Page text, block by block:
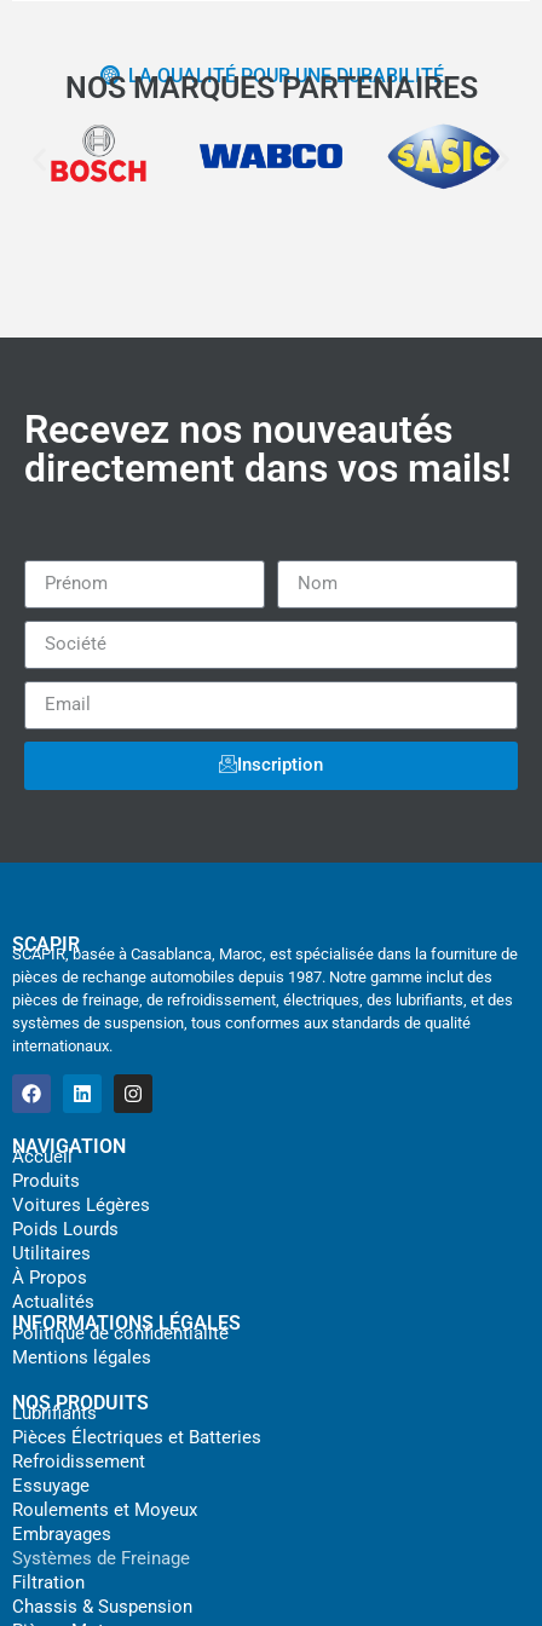
LA QUALITÉ POUR UNE DURABILITÉ
NOS MARQUES PARTENAIRES
Recevez nos nouveautés
directement dans vos mails!
Inscription
SCAPIR
SCAPIR, basée à Casablanca, Maroc, est spécialisée dans la fourniture de
pièces de rechange automobiles depuis 1987. Notre gamme inclut des
pièces de freinage, de refroidissement, électriques, des lubrifiants, et des
systèmes de suspension, tous conformes aux standards de qualité
internationaux.
NAVIGATION
Accueil
Produits
Voitures Légères
Poids Lourds
Utilitaires
À Propos
Actualités
INFORMATIONS LÉGALES
Politique de confidentialité
Mentions légales
NOS PRODUITS
Lubrifiants
Pièces Électriques et Batteries
Refroidissement
Essuyage
Roulements et Moyeux
Embrayages
Systèmes de Freinage
Filtration
Chassis & Suspension